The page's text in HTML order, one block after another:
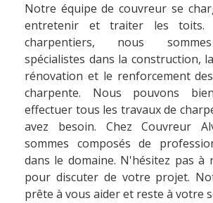
Notre équipe de couvreur se
entretenir et traiter les toits.
charpentiers, nous
spécialistes dans la construction,
rénovation et le renforcement
charpente. Nous pouvons
effectuer tous les travaux de
avez besoin. Chez Couvreur
sommes composés de
dans le domaine. N'hésitez pas à
pour discuter de votre projet.
prête à vous aider et reste à votre